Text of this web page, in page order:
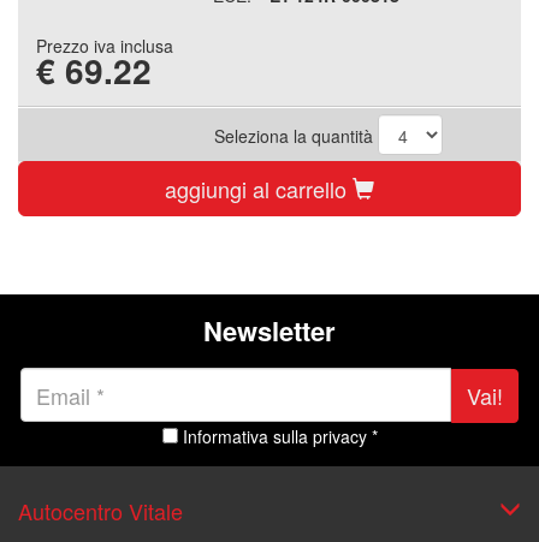
Prezzo iva inclusa
€ 69.22
Seleziona la quantità
aggiungi al carrello
Newsletter
Vai!
Informativa sulla privacy *
Autocentro Vitale